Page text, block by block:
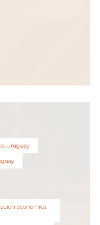
Uruguay
económica